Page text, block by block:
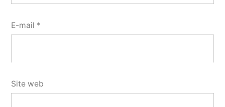
E-mail *
Site web